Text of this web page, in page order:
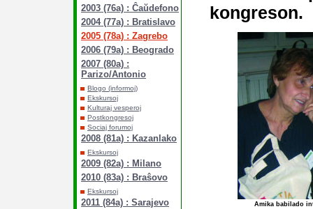
2003 (76a) : Ĉaŭdefono
2004 (77a) : Bratislavo
2005 (78a) : Zagrebo
2006 (79a) : Beogrado
2007 (80a) :
Parizo/Antonio
Blogo (informoj)
Ekskursoj
Kulturaj vesperoj
Postkongresoj
Sociaj forumoj
2008 (81a) : Kazanlako
Ekskursoj
2009 (82a) : Milano
2010 (83a) : Braŝovo
Ekskursoj
2011 (84a) : Sarajevo
kongreson.
Amika babilado